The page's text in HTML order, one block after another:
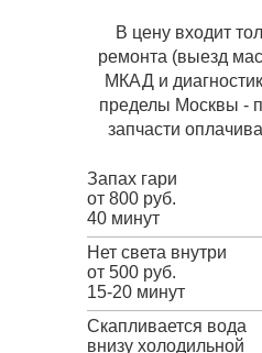
В цену входит
ремонта (выезд
МКАД и
пределы Москвы -
запчасти
Запах гари
от 800 руб.
40 минут
Нет света внутри
от 500 руб.
15-20 минут
Скапливается вода
внизу холодильной